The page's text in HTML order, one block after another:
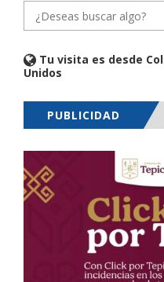
Tu visita es desde
Unidos
PUBLICIDAD